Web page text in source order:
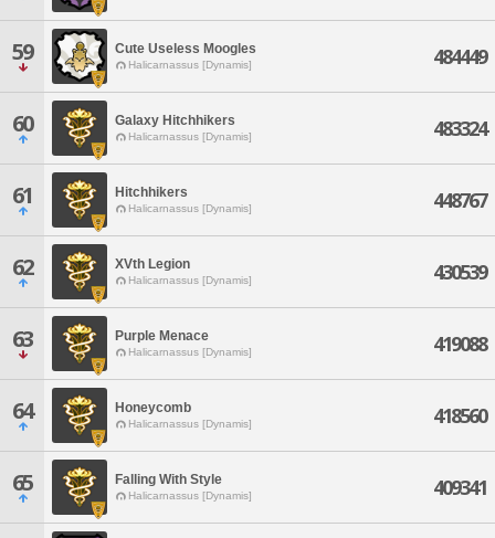
59 Cute Useless Moogles
Halicarnassus [Dynamis] 484449
60 Galaxy Hitchhikers
Halicarnassus [Dynamis] 483324
61 Hitchhikers
Halicarnassus [Dynamis] 448767
62 XVth Legion
Halicarnassus [Dynamis] 430539
63 Purple Menace
Halicarnassus [Dynamis] 419088
64 Honeycomb
Halicarnassus [Dynamis] 418560
65 Falling With Style
Halicarnassus [Dynamis] 409341